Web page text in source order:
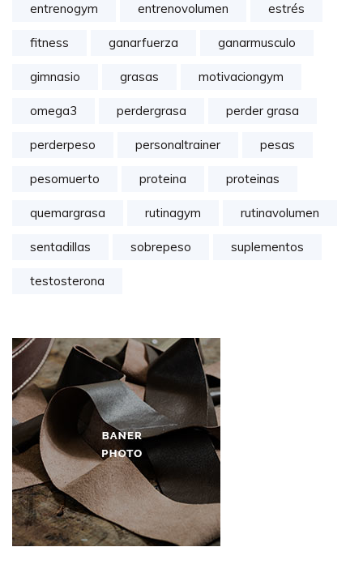
entrenogym entrenovolumen estrés
fitness ganarfuerza ganarmusculo
gimnasio grasas motivaciongym
omega3 perdergrasa perder grasa
perderpeso personaltrainer pesas
pesomuerto proteina proteinas
quemargrasa rutinagym rutinavolumen
sentadillas sobrepeso suplementos
testosterona